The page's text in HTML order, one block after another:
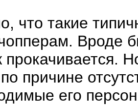
что такие
Вроде
прокачивается.
причине
его